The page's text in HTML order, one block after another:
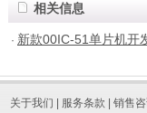
相关信息
· 新款00IC-51单片机开
关于我们 服务条款 销售